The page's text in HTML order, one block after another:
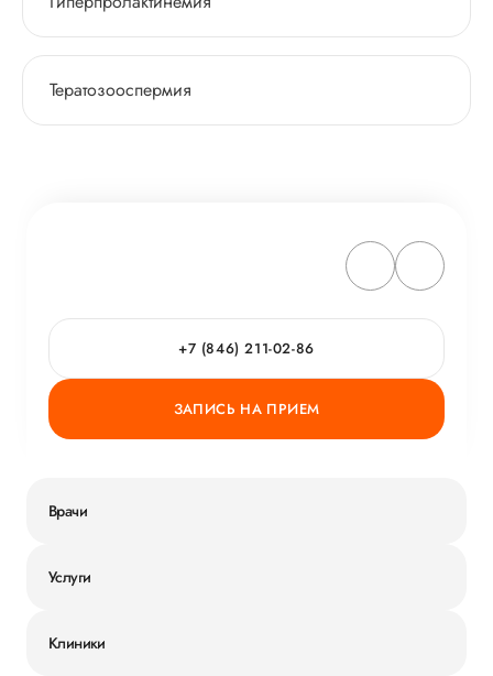
Тератозооспермия
+7 (846) 211-02-86
ЗАПИСЬ НА ПРИЕМ
Врачи
Услуги
Клиники